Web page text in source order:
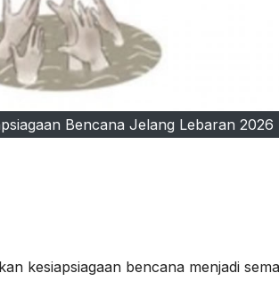
Bencana Jelang Lebaran 2026
kesiapsiagaan bencana menjadi